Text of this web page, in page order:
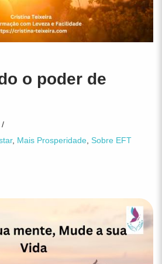
o poder de
, Mais Prosperidade Sobre EFT